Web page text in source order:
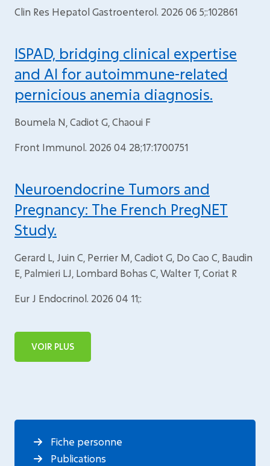
Clin Res Hepatol Gastroenterol. 2026 06 5;:102861
ISPAD, bridging clinical expertise
and AI for autoimmune-related
pernicious anemia diagnosis.
Boumela N, Cadiot G, Chaoui F
Front Immunol. 2026 04 28;17:1700751
Neuroendocrine Tumors and
Pregnancy: The French PregNET
Study.
Gerard L, Juin C, Perrier M, Cadiot G, Do Cao C, Baudin
E, Palmieri LJ, Lombard Bohas C, Walter T, Coriat R
Eur J Endocrinol. 2026 04 11;:
VOIR PLUS
Fiche personne
Publications